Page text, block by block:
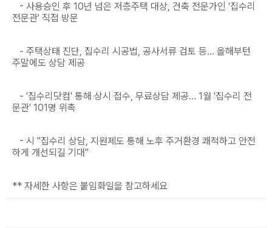
- 사용승인 후 10년 넘은 저층주택 대상, 건축 전문가인 '집수리
전문관' 직접 방문
- 주택상태 진단, 집수리 시공법, 공사서류 검토 등… 올해부턴
주말에도 상담 제공
- '집수리닷컴' 통해 상시 접수, 무료상담 제공… 1월 '집수리 전
문관' 101명 위촉
- 시 "집수리 상담, 지원제도 통해 노후 주거환경 쾌적하고 안전
하게 개선되길 기대"
** 자세한 사항은 붙임화일을 참고하세요